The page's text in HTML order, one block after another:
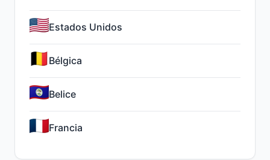
Estados Unidos
Bélgica
Belice
Francia